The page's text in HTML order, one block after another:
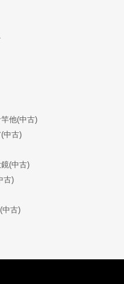
他(中古)
中古)
(中古)
古)
中古)